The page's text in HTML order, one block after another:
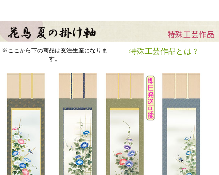
※ここから下の商品は受注生産になりま
す。
特殊工芸作品とは？